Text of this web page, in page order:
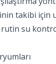
takibi için
su